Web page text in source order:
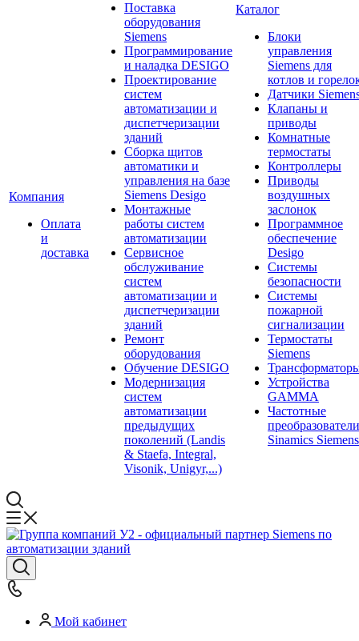
Компания
Оплата
и
доставка
Поставка
оборудования
Siemens
Программирование
и наладка DESIGO
Проектирование
систем
автоматизации и
диспетчеризации
зданий
Сборка щитов
автоматики и
управления на базе
Siemens Desigo
Монтажные
работы систем
автоматизации
Сервисное
обслуживание
систем
автоматизации и
диспетчеризации
зданий
Ремонт
оборудования
Обучение DESIGO
Модернизация
систем
автоматизации
предыдущих
поколений (Landis
& Staefa, Integral,
Visonik, Unigyr,...)
Каталог
Блоки
управления
Siemens для
котлов и
Датчики
Клапаны и
приводы
Комнатные
термостаты
Контроллеры
Приводы
воздушных
заслонок
Программное
обеспечение
Desigo
Системы
безопасности
Системы
пожарной
сигнализации
Термостаты
Siemens
Устройства
GAMMA
Частотные
преобразователи
Sinamics Siemens
Мой кабинет